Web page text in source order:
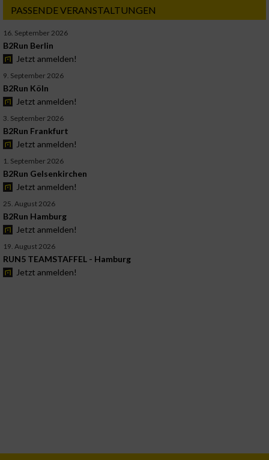
PASSENDE VERANSTALTUNGEN
16. September 2026
B2Run Berlin
Jetzt anmelden!
9. September 2026
B2Run Köln
Jetzt anmelden!
3. September 2026
B2Run Frankfurt
Jetzt anmelden!
1. September 2026
B2Run Gelsenkirchen
Jetzt anmelden!
25. August 2026
B2Run Hamburg
Jetzt anmelden!
19. August 2026
RUN5 TEAMSTAFFEL - Hamburg
Jetzt anmelden!